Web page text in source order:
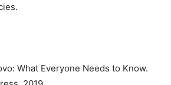
What Everyone Needs to Know.